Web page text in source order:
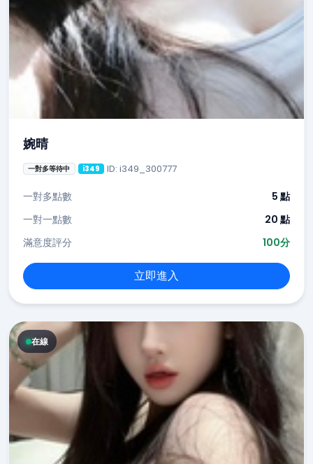
婉晴
一對多等待中 i349 ID: i349_300777
一對多點數
5 點
一對一點數
20 點
滿意度評分
100分
立即進入
在線